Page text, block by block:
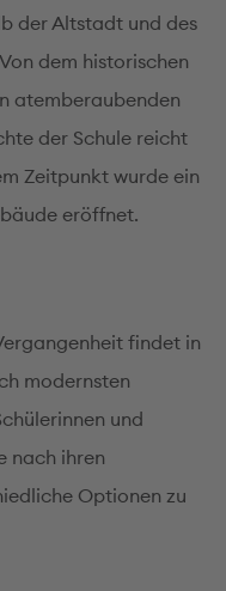
der Altstadt und des
dem historischen
atemberaubenden
der Schule reicht
Zeitpunkt wurde ein
eröffnet.
findet in
modernsten
und
nach ihren
Optionen zu